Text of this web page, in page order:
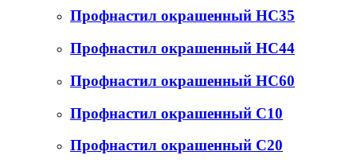
Профнастил окрашенный НС35
Профнастил окрашенный НС44
Профнастил окрашенный НС60
Профнастил окрашенный С10
Профнастил окрашенный С20